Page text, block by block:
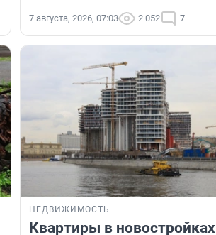
7 августа, 2026, 07:03 2 052 7
НЕДВИЖИМОСТЬ
Квартиры в новостройках